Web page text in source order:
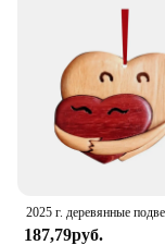
187,79руб.